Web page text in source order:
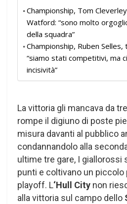
Championship, Tom
Watford: “sono molto
della squadra”
Championship, Ruben Selles,
“siamo stati competitivi, ma
incisività”
La vittoria gli mancava da
rompe il digiuno di poste
misura davanti al pubblico
condannandolo alla
ultime tre gare, I giallorossi
punti e coltivano un piccolo
playoff. L‘Hull City non
alla vittoria sul campo dello